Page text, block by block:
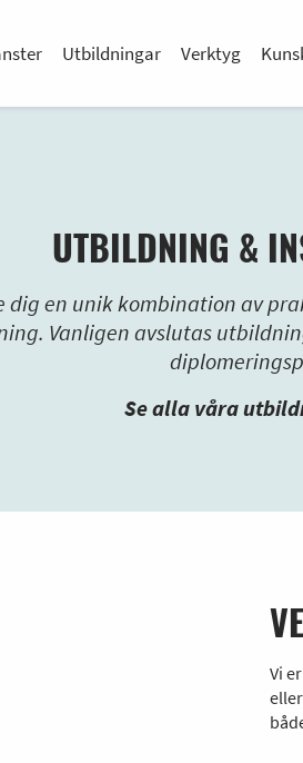
Utbildningar Verktyg
UTBILDNING &
dig en unik kombination av
Vanligen avslutas
Se alla våra
Vi